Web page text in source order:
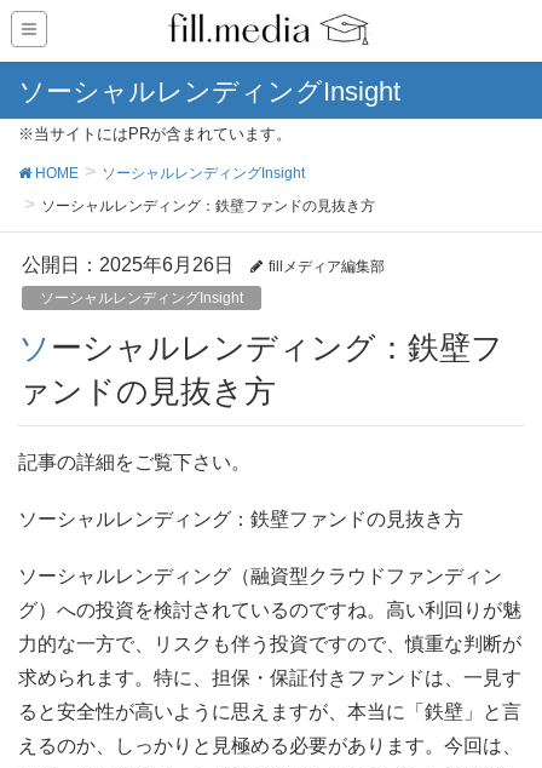
ソーシャルレンディングInsight
※当サイトにはPRが含まれています。
HOME
ソーシャルレンディングInsight
ソーシャルレンディング：鉄壁ファンドの見抜き方
公開日： 2025年6月26日
fillメディア編集部
ソーシャルレンディングInsight
ソーシャルレンディング：鉄壁フ
ァンドの見抜き方
記事の詳細をご覧下さい。
ソーシャルレンディング：鉄壁ファンドの見抜き方
ソーシャルレンディング（融資型クラウドファンディン
グ）への投資を検討されているのですね。高い利回りが魅
力的な一方で、リスクも伴う投資ですので、慎重な判断が
求められます。特に、担保・保証付きファンドは、一見す
ると安全性が高いように思えますが、本当に「鉄壁」と言
えるのか、しっかりと見極める必要があります。今回は、